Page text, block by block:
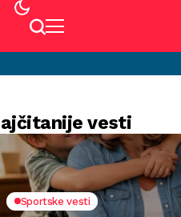
vesti
Sportske vesti